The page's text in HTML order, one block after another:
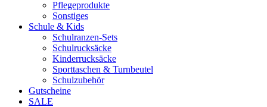
Pflegeprodukte
Sonstiges
Schule & Kids
Schulranzen-Sets
Schulrucksäcke
Kinderrucksäcke
Sporttaschen & Turnbeutel
Schulzubehör
Gutscheine
SALE